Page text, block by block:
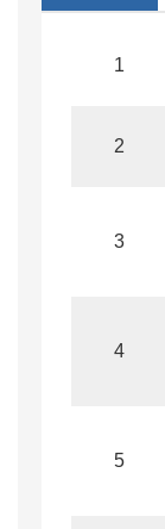
1
2
3
4
5